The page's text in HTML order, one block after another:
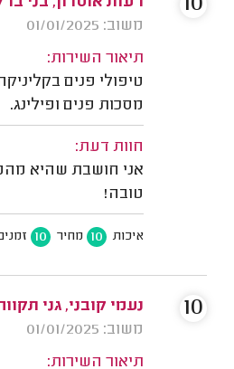
משוב: 01/01/2025
תיאור השירות:
טיפולי פנים
מסכות פנים ופילינג.
חוות דעת:
אני חושבת שהיא
טובה!
איכות 10 מחיר 10
נעמי קובני, גני
משוב: 01/01/2025
תיאור השירות:
10